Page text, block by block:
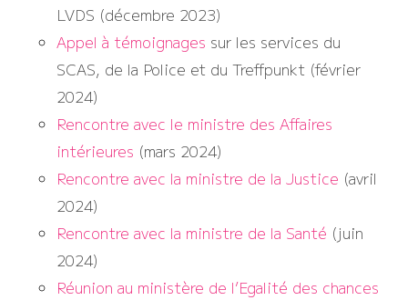
LVDS (décembre 2023)
Appel à témoignages sur les services du
SCAS, de la Police et du Treffpunkt (février
2024)
Rencontre avec le ministre des Affaires
intérieures (mars 2024)
Rencontre avec la ministre de la Justice (avril
2024)
Rencontre avec la ministre de la Santé (juin
2024)
Réunion au ministère de l’Egalité des chances